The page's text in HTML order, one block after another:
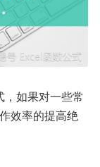
效率的提高绝